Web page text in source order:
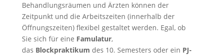
Behandlungsräumen und Ärzten können der
Zeitpunkt und die Arbeitszeiten (innerhalb der
Öffnungszeiten) flexibel gestaltet werden. Egal, ob
Sie sich für eine Famulatur,
das Blockpraktikum des 10. Semesters oder ein PJ-